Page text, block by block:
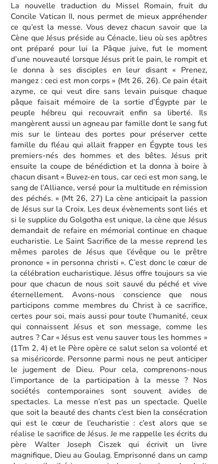
La nouvelle traduction du Missel Romain, fruit du
Concile Vatican II, nous permet de mieux appréhender
ce qu’est la messe. Vous devez chacun savoir que la
Cène que Jésus préside au Cénacle, lieu où ses apôtres
ont préparé pour lui la Pâque juive, fut le moment
d’une nouveauté lorsque Jésus prit le pain, le rompit et
le donna à ses disciples en leur disant « Prenez,
mangez : ceci est mon corps » (Mt 26, 26). Ce pain était
azyme, ce qui veut dire sans levain puisque chaque
pâque faisait mémoire de la sortie d’Égypte par le
peuple hébreu qui recouvrait enfin sa liberté. Ils
mangèrent aussi un agneau par famille dont le sang fut
mis sur le linteau des portes pour préserver cette
famille du fléau qui allait frapper en Égypte tous les
premiers-nés des hommes et des bêtes. Jésus prit
ensuite la coupe de bénédiction et la donna à boire à
chacun disant « Buvez-en tous, car ceci est mon sang, le
sang de l’Alliance, versé pour la multitude en rémission
des péchés. » (Mt 26, 27) La cène anticipait la passion
de Jésus sur la Croix. Les deux évènements sont liés et
si le supplice du Golgotha est unique, la cène que Jésus
demandait de refaire en mémorial continue en chaque
eucharistie. Le Saint Sacrifice de la messe reprend les
mêmes paroles de Jésus que l’évêque ou le prêtre
prononce « in personna christi ». C’est donc le cœur de
la célébration eucharistique. Jésus offre toujours sa vie
pour que chacun de nous soit sauvé du péché et vive
éternellement. Avons-nous conscience que nous
participons comme membres du Christ à ce sacrifice,
certes pour soi, mais aussi pour toute l’humanité, ceux
qui connaissent Jésus et son message, comme les
autres ? Car « Jésus est venu sauver tous les hommes »
(1Tm 2, 4) et le Père opère ce salut selon sa volonté et
sa miséricorde. Personne parmi nous ne peut anticiper
le jugement de Dieu. Pour cela, comprenons-nous
l’importance de la participation à la messe ? Nos
sociétés contemporaines sont souvent avides de
spectacles. La messe n’est pas un spectacle. Quelle
que soit la beauté des chants c’est bien la consécration
qui est le cœur de l’eucharistie : c’est alors que se
réalise le sacrifice de Jésus. Je me rappelle les écrits du
père Walter Joseph Ciszek qui écrivit un livre
magnifique, Dieu au Goulag. Emprisonné dans un camp